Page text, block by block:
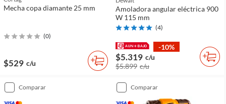
Mecha copa diamante 25 mm
(0)
$529 c/u
Amoladora angular eléctrica 900
W 115 mm
(4)
-10%
$5.319 c/u
$5.899 c/u
comparar comparar